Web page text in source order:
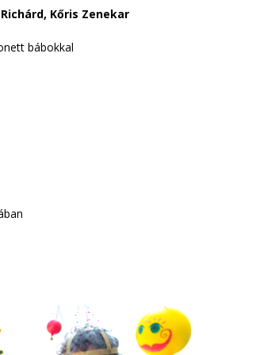
Kőris Zenekar
bábokkal